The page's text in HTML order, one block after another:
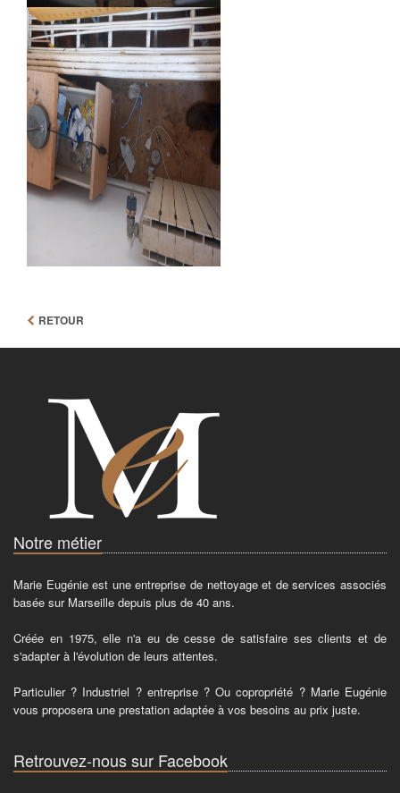
RETOUR
Notre métier
Marie Eugénie est une entreprise de nettoyage et de services associés
basée sur Marseille depuis plus de 40 ans.
Créée en 1975, elle n'a eu de cesse de satisfaire ses clients et de
s'adapter à l'évolution de leurs attentes.
Particulier ? Industriel ? entreprise ? Ou copropriété ? Marie Eugénie
vous proposera une prestation adaptée à vos besoins au prix juste.
Retrouvez-nous sur Facebook